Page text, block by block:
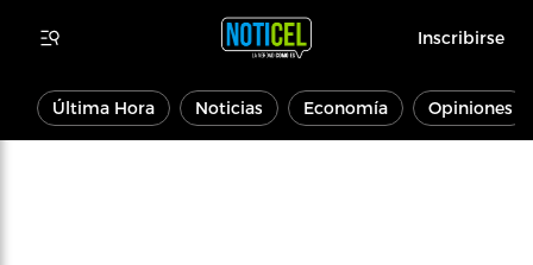
Inscribirse
Última Hora Noticias Economía Opiniones